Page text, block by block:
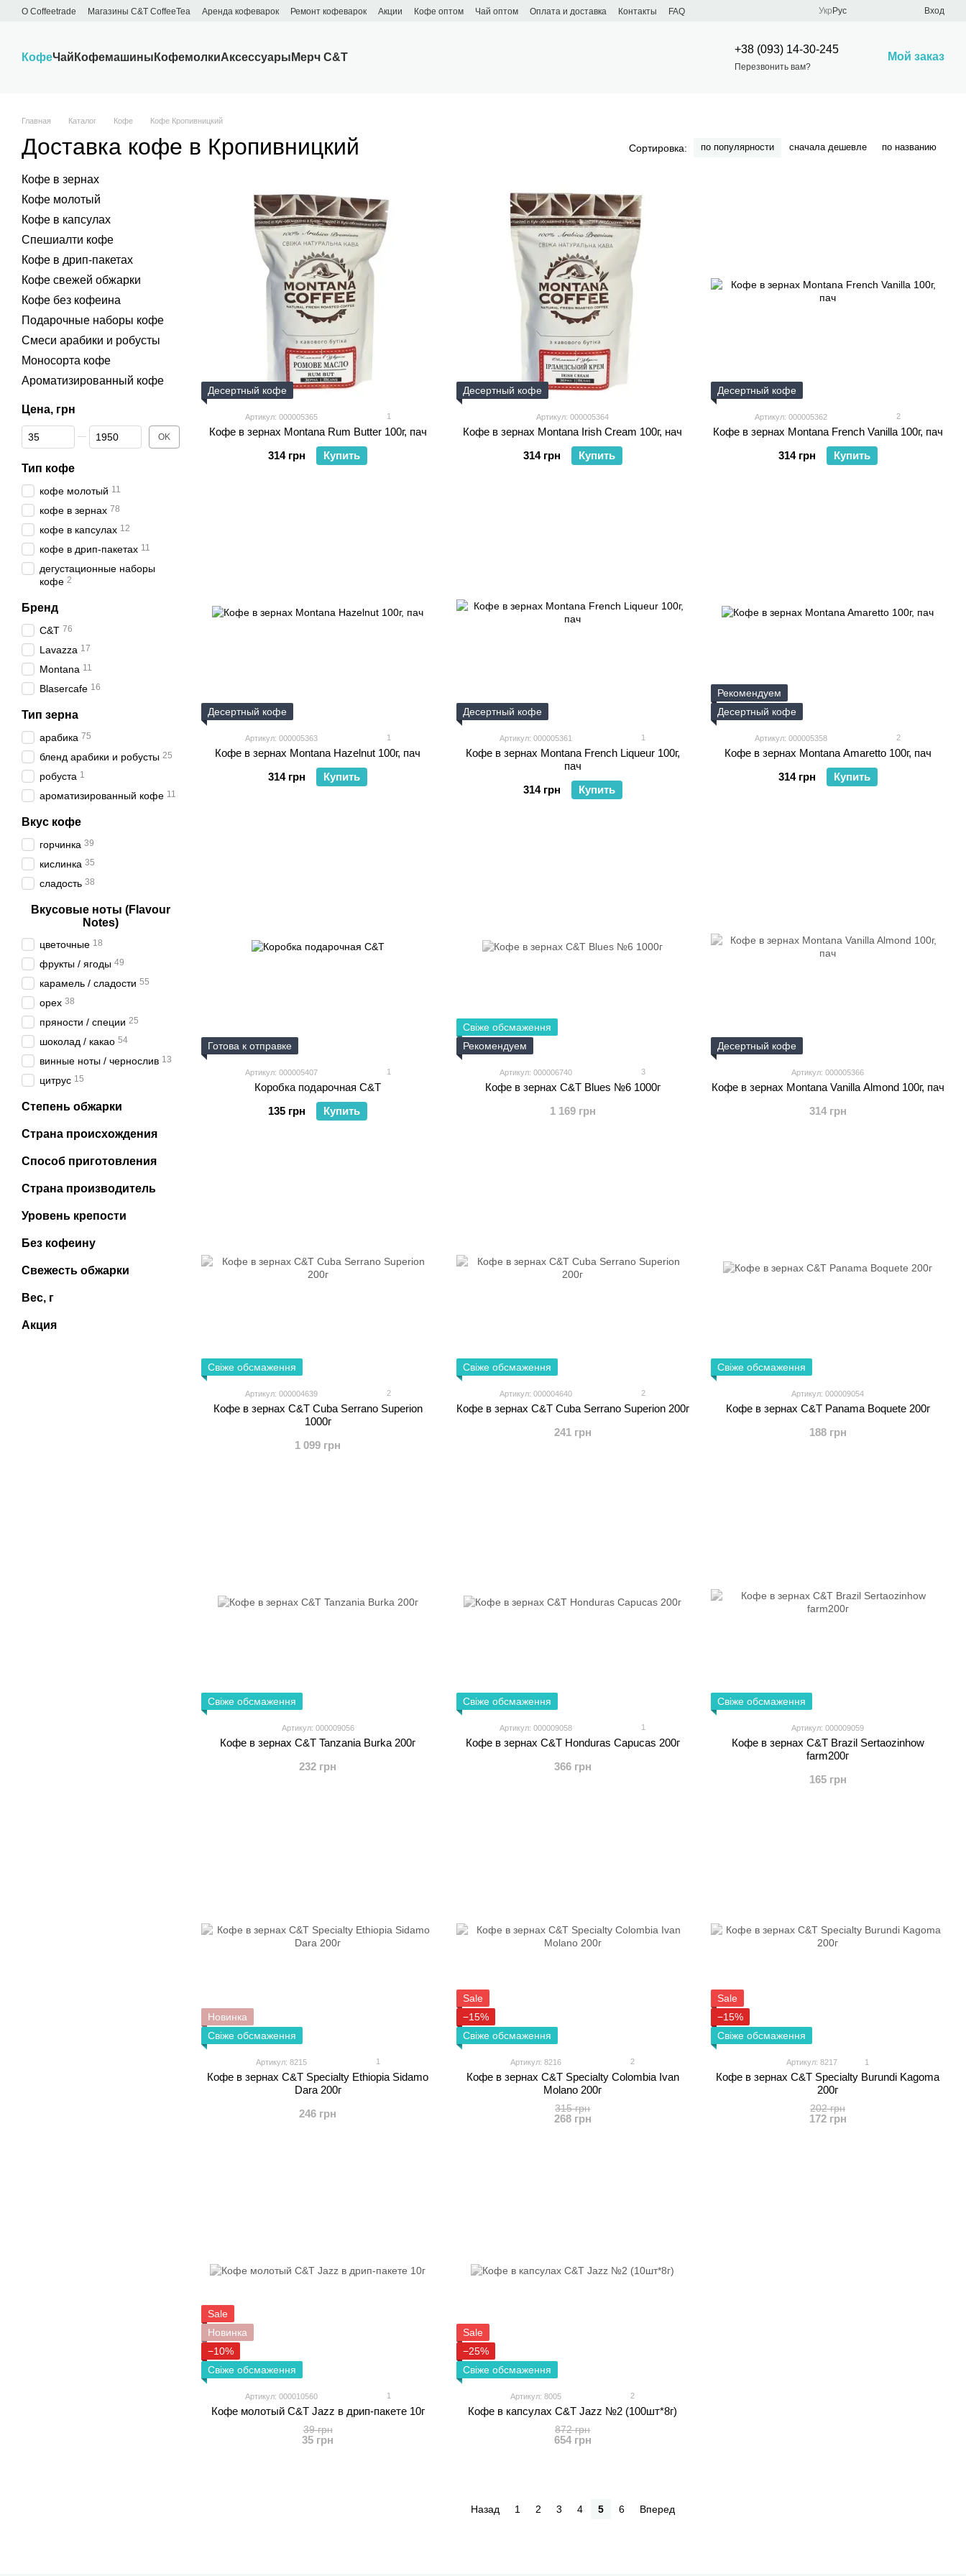
Перейти к основному контенту
О Сoffeetrade Магазины C&T CoffeeTea Аренда кофеварок Ремонт кофеварок Акции Кофе оптом Чай оптом Оплата и доставка Контакты
FAQ
Укр Рус Вход
КофеЧай Кофемашины КофемолкиАксессуары Мерч C&T
+38 (093) 14-30-245
Перезвонить вам?
Мой заказ
Главная Каталог Кофе Кофе Кропивницкий
Доставка кофе в Кропивницкий Сортировка: по популярности сначала дешевле по названию
Десертный кофе
Артикул: 000005365 1
Кофе в зернах Montana Rum Butter 100г, пач
314 грн
Купить
Десертный кофе
Артикул: 000005364
Кофе в зернах Montana Irish Cream 100г, нач
314 грн
Купить
Десертный кофе
Артикул: 000005362 2
Кофе в зернах Montana French Vanilla 100г, пач
314 грн
Купить
Десертный кофе
Артикул: 000005363 1
Кофе в зернах Montana Hazelnut 100г, пач
314 грн
Купить
Десертный кофе
Артикул: 000005361 1
Кофе в зернах Montana French Liqueur 100г,
пач
314 грн
Купить
Рекомендуем
Десертный кофе
Артикул: 000005358 2
Кофе в зернах Montana Amaretto 100г, пач
314 грн
Купить
Готова к отправке
Артикул: 000005407 1
Коробка подарочная С&T
135 грн
Купить
Свіже обсмаження
Рекомендуем
Артикул: 000006740 3
Кофе в зернах C&T Blues №6 1000г
1 169 грн
Десертный кофе
Артикул: 000005366
Кофе в зернах Montana Vanilla Almond 100г, пач
314 грн
Свіже обсмаження
Артикул: 000004639 2
Кофе в зернах C&T Cuba Serrano Superion
1000г
1 099 грн
Свіже обсмаження
Артикул: 000004640 2
Кофе в зернах C&T Cuba Serrano Superion 200г
241 грн
Свіже обсмаження
Артикул: 000009054
Кофе в зернах C&T Panama Boquete 200г
188 грн
Свіже обсмаження
Артикул: 000009056
Кофе в зернах C&T Tanzania Burka 200г
232 грн
Свіже обсмаження
Артикул: 000009058 1
Кофе в зернах C&T Honduras Capucas 200г
366 грн
Свіже обсмаження
Артикул: 000009059
Кофе в зернах C&T Brazil Sertaozinhow
farm200г
165 грн
Новинка
Свіже обсмаження
Артикул: 8215 1
Кофе в зернах C&T Specialty Ethiopia Sidamo
Dara 200г
246 грн
Sale
−15%
Свіже обсмаження
Артикул: 8216 2
Кофе в зернах C&T Specialty Colombia Ivan
Molano 200г
315 грн
268 грн
Sale
−15%
Свіже обсмаження
Артикул: 8217 1
Кофе в зернах C&T Specialty Burundi Kagoma
200г
202 грн
172 грн
Sale
Новинка
−10%
Свіже обсмаження
Артикул: 000010560 1
Кофе молотый C&T Jazz в дрип-пакете 10г
39 грн
35 грн
Sale
−25%
Свіже обсмаження
Артикул: 8005 2
Кофе в капсулах C&T Jazz №2 (100шт*8г)
872 грн
654 грн
Назад 1 2 3 4 5 6 Вперед
Кофе в зернах
Кофе молотый
Кофе в капсулах
Спешиалти кофе
Кофе в дрип-пакетах
Кофе свежей обжарки
Кофе без кофеина
Подарочные наборы кофе
Смеси арабики и робусты
Моносорта кофе
Ароматизированный кофе
Цена, грн
От Цена, грн
До Цена, грн OK
Тип кофе
кофе молотый 11
кофе в зернах 78
кофе в капсулах 12
кофе в дрип-пакетах 11
дегустационные наборы
кофе 2
Бренд
C&T 76
Lavazza 17
Montana 11
Blasercafe 16
Тип зерна
арабика 75
бленд арабики и робусты 25
робуста 1
ароматизированный кофе 11
Вкус кофе
горчинка 39
кислинка 35
сладость 38
Вкусовые ноты (Flavour
Notes)
цветочные 18
фрукты / ягоды 49
карамель / сладости 55
орех 38
пряности / специи 25
шоколад / какао 54
винные ноты / чернослив 13
цитрус 15
Степень обжарки
Страна происхождения
Способ приготовления
Страна производитель
Уровень крепости
Без кофеину
Свежесть обжарки
Вес, г
Акция